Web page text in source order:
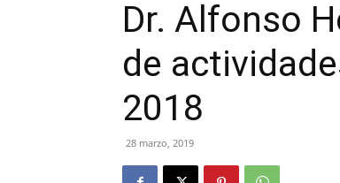
Dr. Alfonso
de
2018
28 marzo, 2019